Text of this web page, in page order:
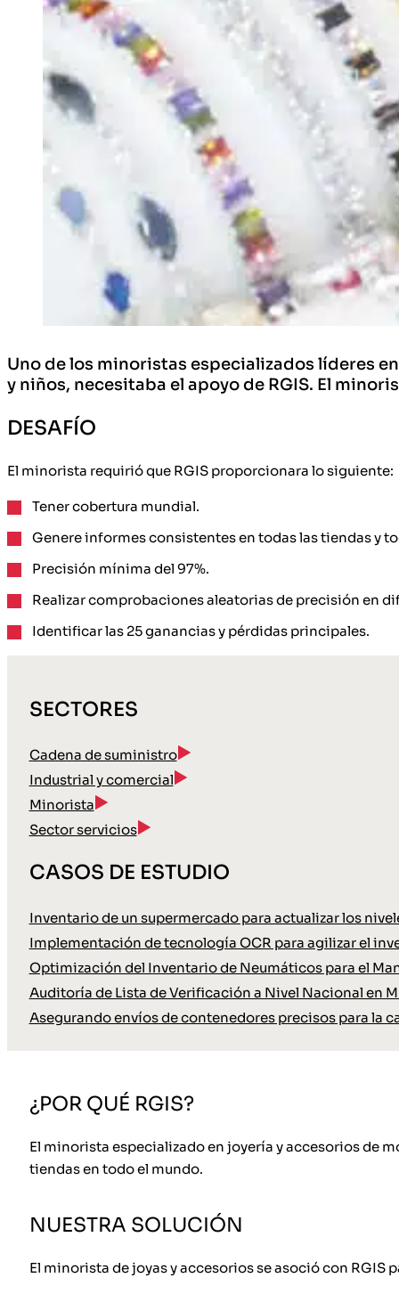
Uno de los minoristas especializados líderes
y niños, necesitaba el apoyo de RGIS. El
DESAFÍO
El minorista requirió que RGIS proporcionara lo siguiente:
Tener cobertura mundial.
Genere informes consistentes en todas las tiendas y
Precisión mínima del 97%.
Realizar comprobaciones aleatorias de precisión en
Identificar las 25 ganancias y pérdidas principales.
SECTORES
Cadena de suministro
Industrial y comercial
Minorista
Sector servicios
CASOS DE ESTUDIO
Inventario de un supermercado para actualizar los
Implementación de tecnología OCR para agilizar el
Optimización del Inventario de Neumáticos para el
Auditoría de Lista de Verificación a Nivel Nacional en
Asegurando envíos de contenedores precisos para la
¿POR QUÉ RGIS?
El minorista especializado en joyería y accesorios de
tiendas en todo el mundo.
NUESTRA SOLUCIÓN
El minorista de joyas y accesorios se asoció con